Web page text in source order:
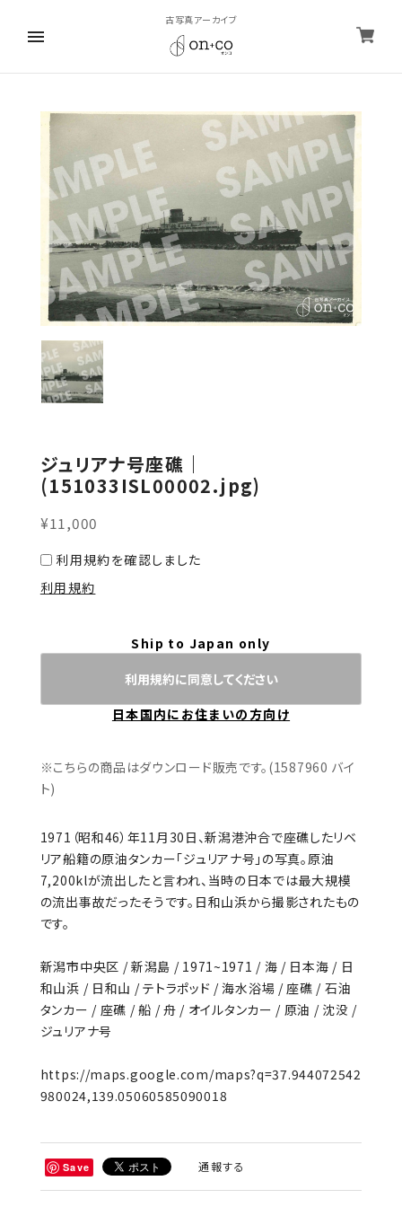
古写真アーカイブ
ジュリアナ号座礁｜
(151033ISL00002.jpg)
¥11,000
利用規約を確認しました
利用規約
Ship to Japan only
利用規約に同意してください
日本国内にお住まいの方向け
※こちらの商品はダウンロード販売です。(1587960 バイ
ト)
1971（昭和46）年11月30日、新潟港沖合で座礁したリベ
リア船籍の原油タンカー「ジュリアナ号」の写真。原油
7,200klが流出したと言われ、当時の日本では最大規模
の流出事故だったそうです。日和山浜から撮影されたもの
です。
新潟市中央区 / 新潟島 / 1971~1971 / 海 / 日本海 / 日
和山浜 / 日和山 / テトラポッド / 海水浴場 / 座礁 / 石油
タンカー / 座礁 / 船 / 舟 / オイルタンカー / 原油 / 沈没 /
ジュリアナ号
https://maps.google.com/maps?q=37.944072542
980024,139.05060585090018
Save 通報する